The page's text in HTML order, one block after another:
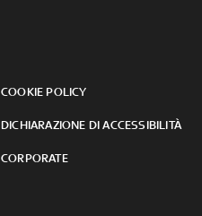
COOKIE POLICY
DICHIARAZIONE DI ACCESSIBILITÀ
CORPORATE